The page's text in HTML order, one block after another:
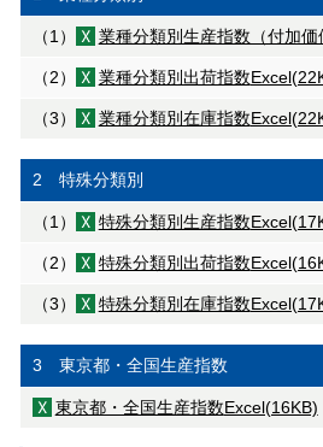
（1） 業種分類別生産指数（付加価
（2） 業種分類別出荷指数
（3） 業種分類別在庫指数
2 特殊分類別
（1） 特殊分類別生産指数
（2） 特殊分類別出荷指数
（3） 特殊分類別在庫指数
3 東京都・全国生産指数
東京都・全国生産指数Excel(16KB)